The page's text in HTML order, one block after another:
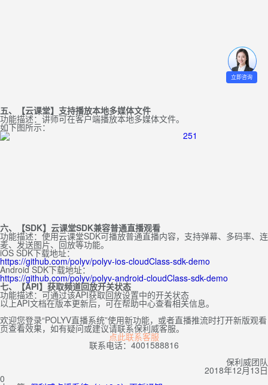
五、【云课堂】支持播放本地多媒体文件
功能描述：讲师可在客户端播放本地多媒体文件。
如下图所示：
六、【SDK】云课堂SDK兼容普通直播观看
功能描述：使用云课堂SDK可播放普通直播内容，支持弹幕、多码率、连
麦、发送图片、回放等功能。
iOS SDK下载地址：
https://github.com/polyv/polyv-ios-cloudClass-sdk-demo
Android SDK下载地址：
https://github.com/polyv/polyv-android-cloudClass-sdk-demo
七、【API】获取频道回放开关状态
功能描述：可通过该API获取回放设置中的开关状态
以上API文档在版本更新后，可在帮助中心查看相关信息。
欢迎您登录“POLYV直播系统”使用新功能，或者直播推流时打开新版观看
页查看效果，如有疑问或建议请联系保利威客服。
点此联系客服
联系电话：4001588816
保利威团队
2018年12月13日
0
立即咨询